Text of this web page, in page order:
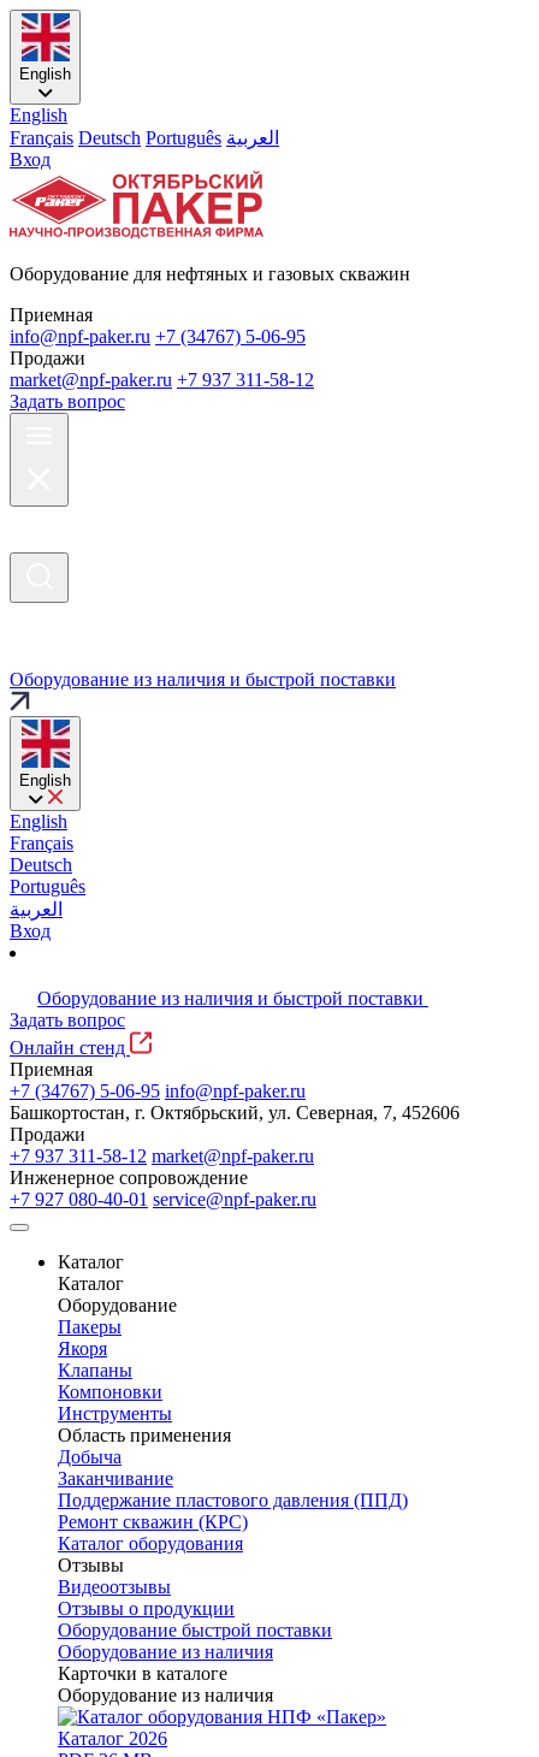
English
English
Français Deutsch Português العربية
Вход
Оборудование для нефтяных и газовых скважин
Приемная
info@npf-paker.ru +7 (34767) 5-06-95
Продажи
market@npf-paker.ru +7 937 311-58-12
Задать вопрос
Оборудование из наличия и быстрой поставки
English
English
Français
Deutsch
Português
العربية
Вход
Оборудование из наличия и быстрой поставки
Задать вопрос
Онлайн стенд
Приемная
+7 (34767) 5-06-95 info@npf-paker.ru
Башкортостан, г. Октябрьский, ул. Северная, 7, 452606
Продажи
+7 937 311-58-12 market@npf-paker.ru
Инженерное сопровождение
+7 927 080-40-01 service@npf-paker.ru
Каталог
Каталог
Оборудование
Пакеры
Якоря
Клапаны
Компоновки
Инструменты
Область применения
Добыча
Заканчивание
Поддержание пластового давления (ППД)
Ремонт скважин (КРС)
Каталог оборудования
Отзывы
Видеоотзывы
Отзывы о продукции
Оборудование быстрой поставки
Оборудование из наличия
Карточки в каталоге
Оборудование из наличия
Каталог 2026